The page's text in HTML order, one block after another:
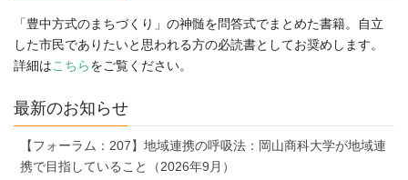
「豊中方式のまちづくり」の神髄を問答式でまとめた書籍。自立
した市民でありたいと思われる方の必読書としてお奨めします。
詳細はこちらをご覧ください。
最新のお知らせ
【フォーラム：207】地域連携の呼吸法：岡山商科大学が地域連
携で目指していること（2026年9月）